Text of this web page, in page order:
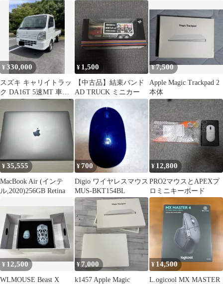
¥330,000
スズキ キャリイトラッ
ク DA16T 5速MT 車検
令和9年10月 2WD
¥ 1,500
【中古品】結束バンド
AD TRUCK ミニカー
¥7,500
Apple Magic Trackpad 2
本体
¥35,555
MacBook Air (インテ
ル,2020)256GB Retina
¥700
Digio ワイヤレスマウス
MUS-BKT154BL
¥ 12,800
PRO2マウスとAPEXプ
ロミニキーボード
¥ 12,500
WLMOUSE Beast X
¥ 7,000
k1457 Apple Magic
¥ 14,500
L.ogicool MX MASTER